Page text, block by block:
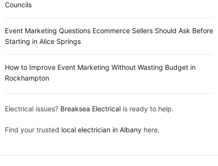
Councils
Event Marketing Questions Ecommerce Sellers Should Ask Before
Starting in Alice Springs
How to Improve Event Marketing Without Wasting Budget in
Rockhampton
Electrical issues? Breaksea Electrical is ready to help.
Find your trusted local electrician in Albany here.